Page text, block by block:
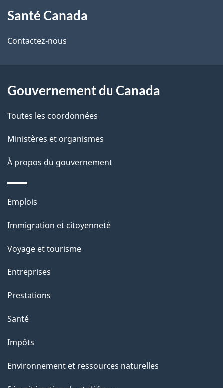
propos
de
site
Santé Canada
Contactez-nous
Gouvernement du Canada
Toutes les coordonnées
Ministères et organismes
À propos du gouvernement
Thèmes
sujets
Emplois
Immigration et citoyenneté
Voyage et tourisme
Entreprises
Prestations
Santé
Impôts
Environnement et ressources naturelles